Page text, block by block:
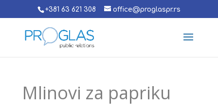
+381 63 621 308 office@proglaspr.rs
Mlinovi za papriku